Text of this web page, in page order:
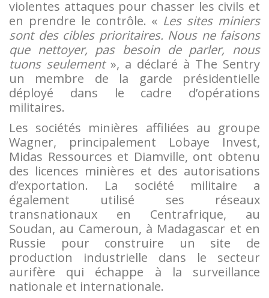
violentes attaques pour chasser les civils et
en prendre le contrôle. « Les sites miniers
sont des cibles prioritaires. Nous ne faisons
que nettoyer, pas besoin de parler, nous
tuons seulement», a déclaré à The Sentry
un membre de la garde présidentielle
déployé dans le cadre d’opérations
militaires.
Les sociétés minières affiliées au groupe
Wagner, principalement Lobaye Invest,
Midas Ressources et Diamville, ont obtenu
des licences minières et des autorisations
d’exportation. La société militaire a
également utilisé ses réseaux
transnationaux en Centrafrique, au
Soudan, au Cameroun, à Madagascar et en
Russie pour construire un site de
production industrielle dans le secteur
aurifère qui échappe à la surveillance
nationale et internationale.